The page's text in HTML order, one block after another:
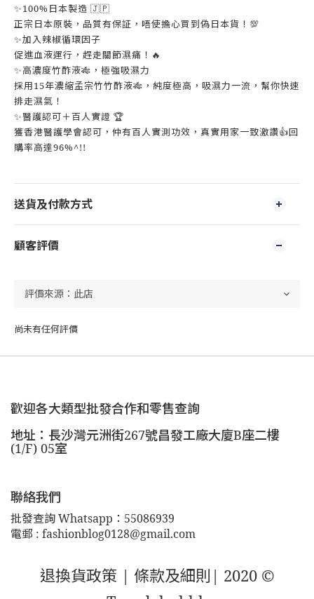
✨100%日本製造 🇯🇵
正宗日本原裝，品質有保証，唔使擔心買到偽日本貨！💯
✨加入辣椒循環因子
促進血液運行，趕走關節濕痛！🔥
✨高濃度竹酢液🎋，極強吸濕力
採用15年濃縮孟宗竹竹酢液🎋，純度極高，吸濕力一流，幫你快速
排走濕氣！
✨醫護認可＋百人實證 🏆
獲香港醫護學會認可，仲有百人實測功效，真實用家一致激讚👍回
購率高達96%^!!
送貨及付款方式
顧客評價
尚未有任何評價
歡迎各大類型批發合作和零售查詢
地址：長沙灣元洲街267號昌發工廠大廈B座二樓
(1/F) 05室
聯絡我們
批發查詢 Whatsapp：55086939
電郵 : fashionblog0128@gmail.com
退換貨政策 | 條款及細則 | 2020 ©